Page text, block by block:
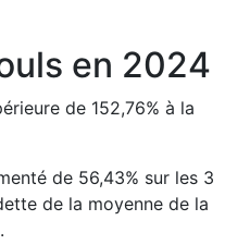
en 2024
de 152,76% à la
de 56,43% sur les 3
de la moyenne de la
.